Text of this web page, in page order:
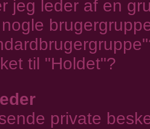
jeg leder af en
til "Holdet"?
private